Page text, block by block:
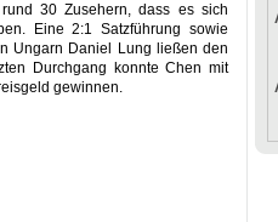
30 Zusehern, dass es sich
Eine 2:1 Satzführung sowie
Ungarn Daniel Lung ließen den
Durchgang konnte Chen mit
gewinnen.